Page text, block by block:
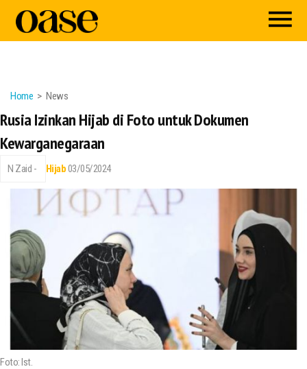
Home News
Rusia Izinkan Hijab di Foto untuk Dokumen
Kewarganegaraan
N Zaid - Hijab03/05/2024
Foto: Ist.